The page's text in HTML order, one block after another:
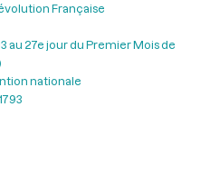
Française
au 27e jour du Premier Mois de
nationale